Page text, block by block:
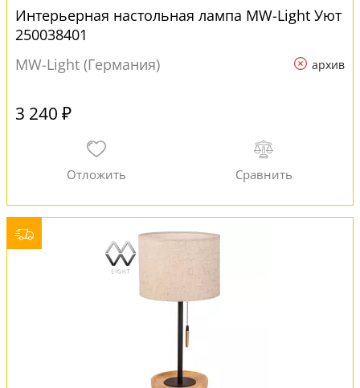
Интерьерная настольная лампа MW-Light Уют
250038401
MW-Light (Германия)
архив
3 240 ₽